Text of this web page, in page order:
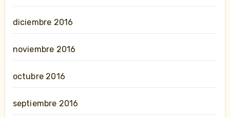
diciembre 2016
noviembre 2016
octubre 2016
septiembre 2016